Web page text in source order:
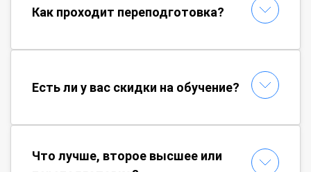
Как проходит переподготовка?
Есть ли у вас скидки на обучение?
Что лучше, второе высшее или